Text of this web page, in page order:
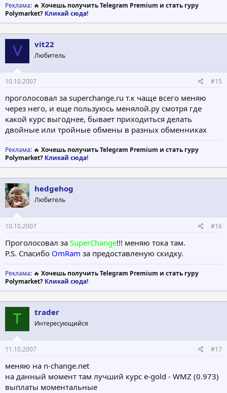
Реклама: 🔥 Хочешь получить Telegram Premium и стать гуру
Polymarket? Кликай сюда!
V vit22
Любитель
10.10.2007 #15
проголосовал за superchange.ru т.к чаще всего меняю
через него, и еще пользуюсь менялой.ру смотря где
какой курс выгоднее, бывает приходиться делать
двойные или тройные обмены в разных обменниках
Реклама: 🔥 Хочешь получить Telegram Premium и стать гуру
Polymarket? Кликай сюда!
hedgehog
Любитель
10.10.2007 #16
Проголосовал за SuperChange!!! меняю тока там.
P.S. Спасибо OmRam за предоставленую скидку.
Реклама: 🔥 Хочешь получить Telegram Premium и стать гуру
Polymarket? Кликай сюда!
T trader
Интересующийся
11.10.2007 #17
меняю на n-change.net
на данный момент там лучший курс e-gold - WMZ (0.973)
выплаты моментальные